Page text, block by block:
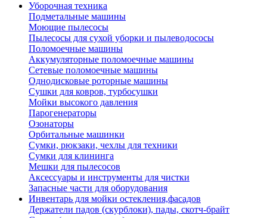
Уборочная техника
Подметальные машины
Моющие пылесосы
Пылесосы для сухой уборки и пылеводососы
Поломоечные машины
Аккумуляторные поломоечные машины
Сетевые поломоечные машины
Однодисковые роторные машины
Сушки для ковров, турбосушки
Мойки высокого давления
Парогенераторы
Озонаторы
Орбитальные машинки
Сумки, рюкзаки, чехлы для техники
Сумки для клининга
Мешки для пылесосов
Аксессуары и инструменты для чистки
Запасные части для оборудования
Инвентарь для мойки остекления,фасадов
Держатели падов (скурблоки), пады, скотч-брайт